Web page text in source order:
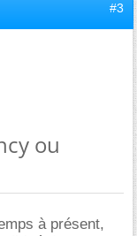
#3
ou
à présent,